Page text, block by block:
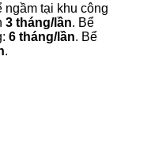
ngầm tại khu công
3 tháng/lần. Bể
6 tháng/lần. Bể
.